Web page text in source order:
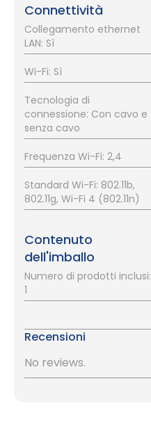
Connettività
Collegamento ethernet
LAN: Sì
Wi-Fi: Sì
Tecnologia di
connessione: Con cavo e
senza cavo
Frequenza Wi-Fi: 2,4
Standard Wi-Fi: 802.11b,
802.11g, Wi-Fi 4 (802.11n)
Contenuto
dell'imballo
Numero di prodotti inclusi:
1
Recensioni
No reviews.